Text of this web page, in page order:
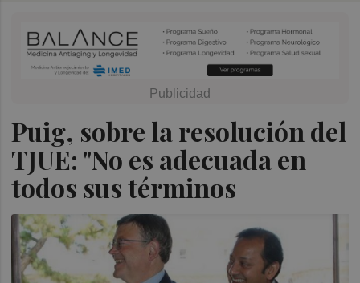
Puig, sobre la resolución del
TJUE: "No es adecuada en
todos sus términos